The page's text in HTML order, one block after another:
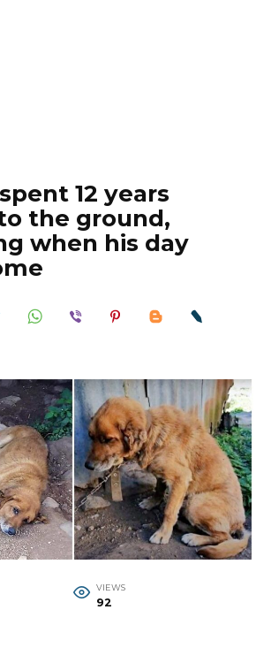
12 years
the ground,
when his day
VIEWS
92